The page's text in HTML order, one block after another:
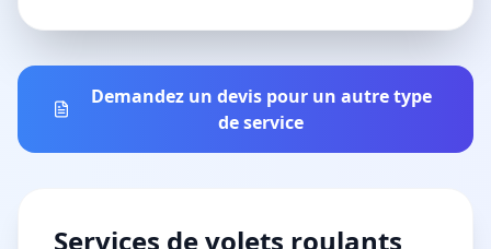
Demandez un devis pour un autre type
de service
Services devolets roulants